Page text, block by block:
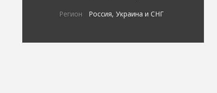
Регион Россия, Украина и СНГ